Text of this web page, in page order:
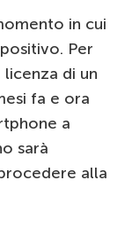
in cui
Per
di un
fa e ora
a
sarà
alla